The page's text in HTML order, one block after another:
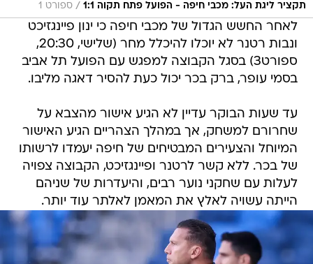
תקציר ליגת העל: מכבי חיפה - הפועל פתח תקוה 1:1 / ספורט 1
לאחר החשש הגדול של מכבי חיפה כי ינון פיינגזיכט
ונבות רטנר לא יוכלו להיכלל מחר (שלישי, 20:30,
ספורט3) בסגל הקבוצה למפגש עם הפועל תל אביב
בסמי עופר, ברק בכר יכול כעת להסיר דאגה מליבו.
עד שעות הבוקר עדיין לא הגיע אישור מהצבא על
שחרורם למשחק, אך במהלך הצהריים הגיע האישור
המיוחל והצעירים המבטיחים של חיפה יעמדו לרשותו
של בכר. ללא קשר לרטנר ופיינגזיכט, הקבוצה צפויה
לעלות עם שחקני נוער רבים, והיעדרות של שניהם
הייתה עשויה לאלץ את המאמן לאלתר עוד יותר.